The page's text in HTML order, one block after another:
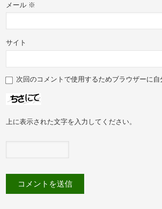
メール ※
サイト
次回のコメントで使用するためブラウザーに
上に表示された文字を入力してください。